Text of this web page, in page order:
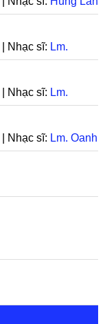
| Nhạc sĩ: Lm.
| Nhạc sĩ: Lm.
| Nhạc sĩ: Lm. Oanh